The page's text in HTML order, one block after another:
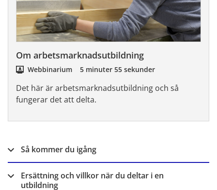
Om arbetsmarknadsutbildning
Webbinarium 5 minuter 55 sekunder
Det här är arbetsmarknadsutbildning och så
fungerar det att delta.
Så kommer du igång
Ersättning och villkor när du deltar i en
utbildning